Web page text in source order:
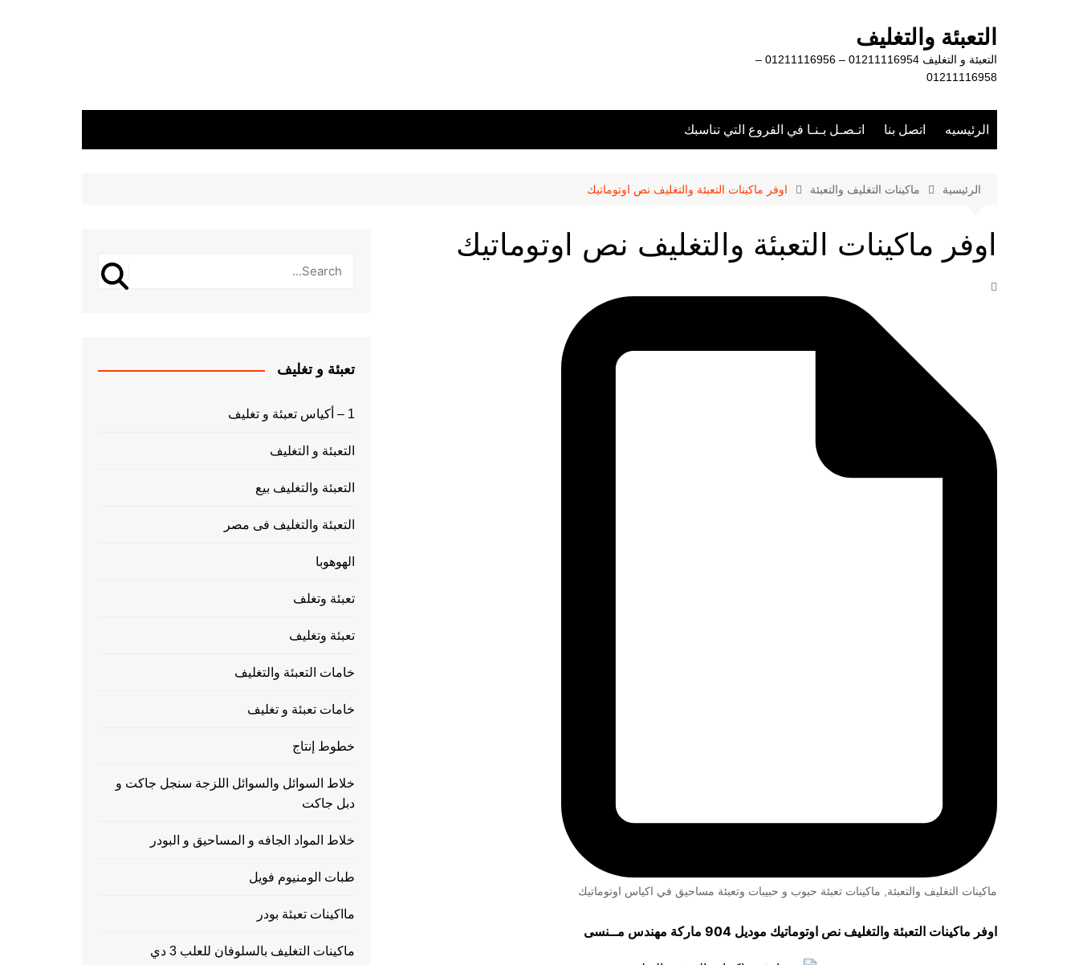
التعبئة والتغليف
التعبئة و التغليف 01211116954 – 01211116956 –
01211116958
الرئيسيه اتصل بنا اتـصـل بـنـا في الفروع التي تناسبك
الرئيسية ماكينات التغليف والتعبئة اوفر ماكينات التعبئة والتغليف نص اوتوماتيك
اوفر ماكينات التعبئة والتغليف نص اوتوماتيك
ماكينات التغليف والتعبئة ماكينات تعبئة حبوب و حبيبات وتعبئة مساحيق في اكياس اوتوماتيك
اوفر ماكينات التعبئة والتغليف نص اوتوماتيك موديل 904 ماركة مهندس مــنسى
تعبئة و تغليف
1 – أكياس تعبئة و تغليف
التعبئة و التغليف
التعبئة والتغليف بيع
التعبئة والتغليف فى مصر
الهوهوبا
تعبئة وتغلف
تعبئة وتغليف
خامات التعبئة والتغليف
خامات تعبئة و تغليف
خطوط إنتاج
خلاط السوائل والسوائل اللزجة سنجل جاكت و
دبل جاكت
خلاط المواد الجافه و المساحيق و البودر
طبات الومنيوم فويل
مااكينات تعبئة بودر
ماكينات التغليف بالسلوفان للعلب 3 دي